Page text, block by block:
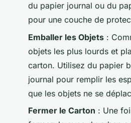
du papier journal ou du
pour une couche de
Emballer les Objets :
objets les plus lourds et
carton. Utilisez du papier
journal pour remplir les
que les objets ne se
Fermer le Carton : Une